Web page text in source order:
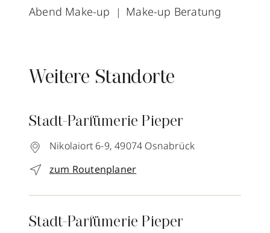
Abend Make-up
Make-up Beratung
Weitere Standorte
Stadt-Parfümerie Pieper
Nikolaiort 6-9, 49074 Osnabrück
zum Routenplaner
Stadt-Parfümerie Pieper